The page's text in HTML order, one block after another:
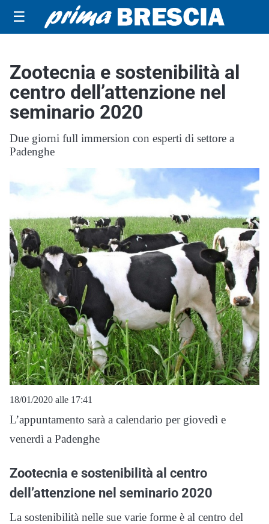
☰
Zootecnia e sostenibilità al
centro dell’attenzione nel
seminario 2020
Due giorni full immersion con esperti di settore a
Padenghe
18/01/2020 alle 17:41
L’appuntamento sarà a calendario per giovedì e
venerdì a Padenghe
Zootecnia e sostenibilità al centro
dell’attenzione nel seminario 2020
La sostenibilità nelle sue varie forme è al centro del